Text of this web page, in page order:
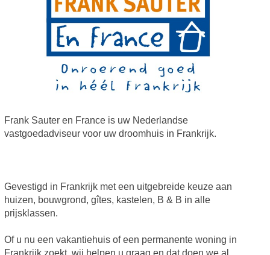
Frank Sauter en France is uw Nederlandse
vastgoedadviseur voor uw droomhuis in Frankrijk.
Gevestigd in Frankrijk met een uitgebreide keuze aan
huizen, bouwgrond, gîtes, kastelen, B & B in alle
prijsklassen.
Of u nu een vakantiehuis of een permanente woning in